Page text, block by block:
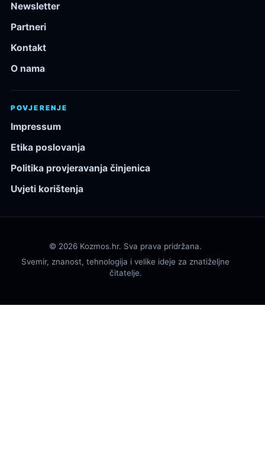
Newsletter
Partneri
Kontakt
O nama
POVJERENJE
Impressum
Etika poslovanja
Politika provjeravanja činjenica
Uvjeti korištenja
© 2026 Kozmos.hr. Sva prava pridržana.
Svemir, znanost, tehnologija i velike ideje za znatiželjne
čitatelje.